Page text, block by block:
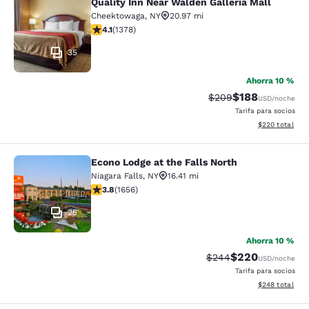
Quality Inn Near Walden Galleria
35
Cheektowaga, NY
20.97 mi
calificación de 4.12 estrellas. Muy bueno. 1378 reseñas
4.1(1378)
Ahorra 10 %
Precio tachado:
$209Precio con
$188USD/noche
Tarifa para socios
Ver detalles
$220 total
Econo Lodge at the Falls North
25
Econo Lodge at the Falls North
Niagara Falls, NY
16.41 mi
calificación de 3.77 estrellas. Bueno. 1656 reseñas
3.8(1656)
Ahorra 10 %
Precio tachado:
$244Precio con
$220USD/noche
Tarifa para socios
Ver detalles
$248 total